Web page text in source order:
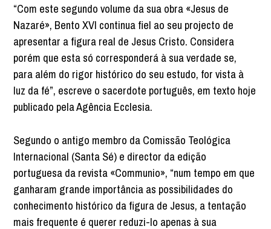
“Com este segundo volume da sua obra «Jesus de
Nazaré», Bento XVI continua fiel ao seu projecto de
apresentar a figura real de Jesus Cristo. Considera
porém que esta só corresponderá à sua verdade se,
para além do rigor histórico do seu estudo, for vista à
luz da fé”, escreve o sacerdote português, em texto hoje
publicado pela Agência Ecclesia.
Segundo o antigo membro da Comissão Teológica
Internacional (Santa Sé) e director da edição
portuguesa da revista «Communio», “num tempo em que
ganharam grande importância as possibilidades do
conhecimento histórico da figura de Jesus, a tentação
mais frequente é querer reduzi-lo apenas à sua